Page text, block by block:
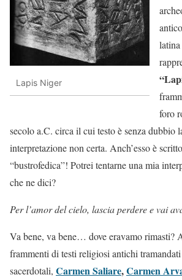
Lapis Niger
latina
foro
secolo a.C. circa il cui testo è senza dubbio
interpretazione non certa. Anch’esso è
“bustrofedica”! Potrei tentarne una mia
che ne dici?
Per l’amor del cielo, lascia perdere e vai
Va bene, va bene… dove eravamo rimasti?
frammenti di testi religiosi antichi
sacerdotali, Carmen Saliare,Carmen